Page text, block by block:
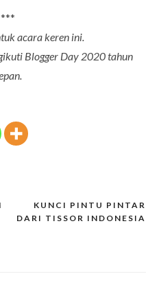
***
acara keren ini.
Blogger Day 2020 tahun
KUNCI PINTU PINTAR
DARI TISSOR INDONESIA